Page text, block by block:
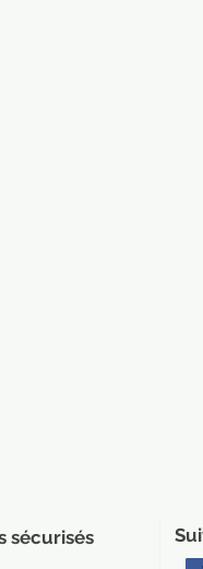
sécurisés